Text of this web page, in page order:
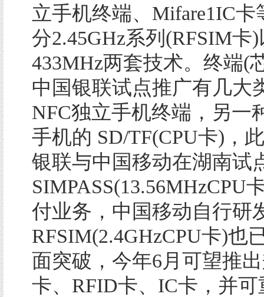
立手机终端、Mifare1IC卡
分2.45GHz系列(RFSIM卡
433MHz两套技术。终端(
中国银联试点推广有几大
NFC独立手机终端，另一
手机的 SD/TF(CPU卡)，
银联与中国移动在湖南试
SIMPASS(13.56MHzCPU
付业务，中国移动自行研
RFSIM(2.4GHzCPU卡)也
面突破，今年6月可望推
卡、RFID卡、IC卡，并